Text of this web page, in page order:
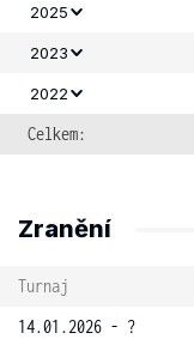
2025
2023
2022
Celkem:
Zranění
Turnaj
14.01.2026 - ?